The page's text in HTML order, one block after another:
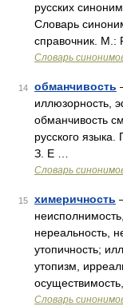
русских
Словарь
справочник. М.:
Словарь
14 обманчивость
иллюзорность,
обманчивость
русского языка.
З. Е …
Словарь
15 химеричность
нереальность,
утопичность;
утопизм,
Словарь